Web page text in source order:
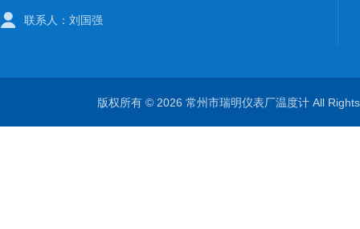
联系人：刘国强
版权所有 © 2026 常州市瑞明仪表厂温度计 All